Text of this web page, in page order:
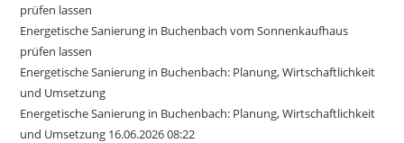
prüfen lassen
Energetische Sanierung in Buchenbach vom Sonnenkaufhaus
prüfen lassen
Energetische Sanierung in Buchenbach: Planung, Wirtschaftlichkeit
und Umsetzung
Energetische Sanierung in Buchenbach: Planung, Wirtschaftlichkeit
und Umsetzung 16.06.2026 08:22